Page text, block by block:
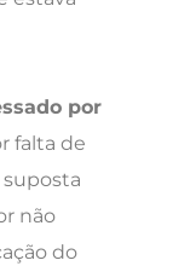
por
falta de
suposta
não
do